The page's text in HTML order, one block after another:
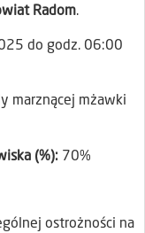
Radom.
do godz. 06:00
marznącej mżawki
(%): 70%
ostrożności na